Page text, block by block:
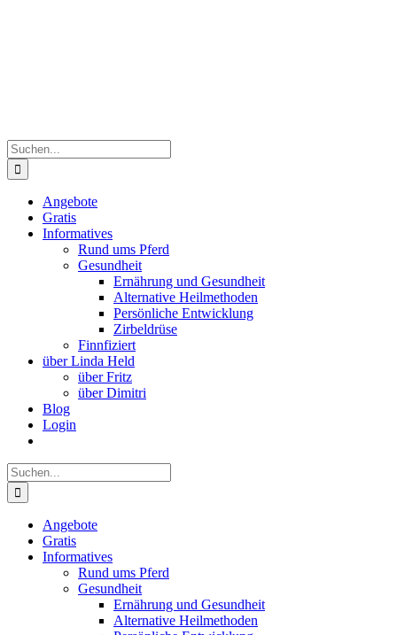
Suche
nach:
Angebote
Gratis
Informatives
Rund ums Pferd
Gesundheit
Ernährung und Gesundheit
Alternative Heilmethoden
Persönliche Entwicklung
Zirbeldrüse
Finnfiziert
über Linda Held
über Fritz
über Dimitri
Blog
Login
Suche
nach:
Angebote
Gratis
Informatives
Rund ums Pferd
Gesundheit
Ernährung und Gesundheit
Alternative Heilmethoden